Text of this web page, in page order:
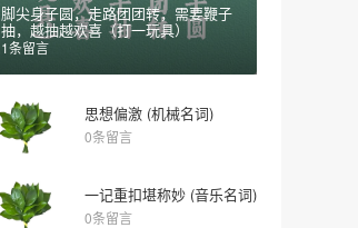
脚尖身子圆，走路团团转，需要鞭子
抽，越抽越欢喜（打一玩具）
1条留言
思想偏激 (机械名词)
0条留言
一记重扣堪称妙 (音乐名词)
0条留言